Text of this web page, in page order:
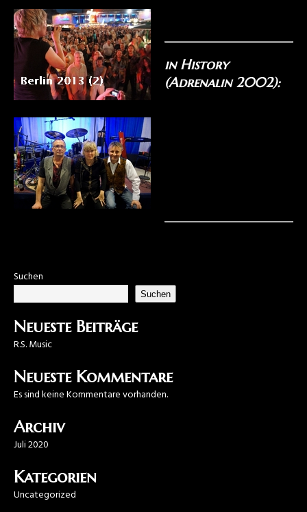
in History
(Adrenalin 2002):
Suchen
Suchen
Neueste Beiträge
R.S. Music
Neueste Kommentare
Es sind keine Kommentare vorhanden.
Archiv
Juli 2020
Kategorien
Uncategorized